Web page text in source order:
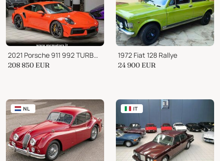
2021 Porsche 911 992 TURBO S|SPORTDESIGN|AEROKIT|PCCB|LIFT|PDCC|BOS
208 850 EUR
1972 Fiat 128 Rallye
24 900 EUR
NL IT